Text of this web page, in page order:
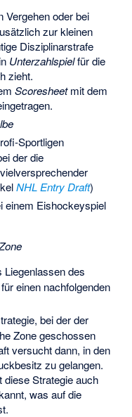
Vergehen oder bei
zur kleinen
Disziplinarstrafe
Unterzahlspielfür die
zieht.
Scoresheetmit dem
Sportligen
der die
NHL Entry Draft)
einem Eishockeyspiel
Liegenlassen des
einen nachfolgenden
bei der der
Zone geschossen
versucht dann, in den
zu gelangen.
Strategie auch
was auf die